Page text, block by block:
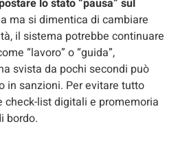
lo stato “pausa” sul
ma si dimentica di cambiare
il sistema potrebbe continuare
“lavoro” o “guida”,
svista da pochi secondi può
in sanzioni. Per evitare tutto
check-list digitali e promemoria
bordo.